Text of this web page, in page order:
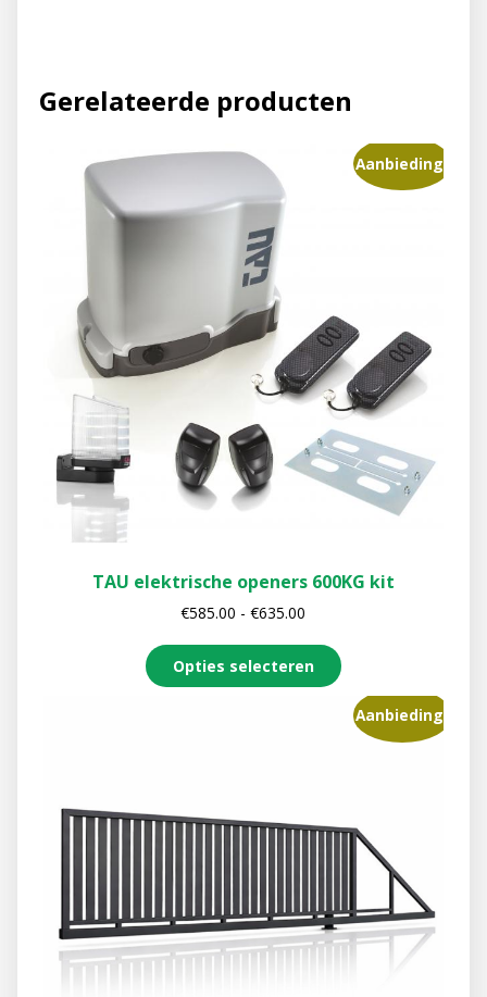
Gerelateerde producten
Aanbieding!
TAU elektrische openers 600KG kit
€585.00 - €635.00
Opties selecteren
Aanbieding!